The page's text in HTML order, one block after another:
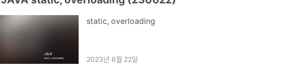
static, overloading
2023년 6월 22일